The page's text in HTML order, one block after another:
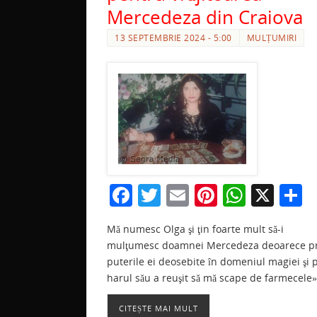
Mercedeza din Craiova
13 SEPTEMBRIE 2024 - 5:00 MULȚUMIRI
F
c
e
b
o
T
w
itt
er
E
m
ai
l
Pi
er
e
st
W
at
s
A
X
a
Mă numesc Olga şi ţin foarte mult să-i
mulţumesc doamnei Mercedeza deoarece
puterile ei deosebite în domeniul magiei şi
harul său a reuşit să mă scape de farmecele»
CITEȘTE MAI MULT